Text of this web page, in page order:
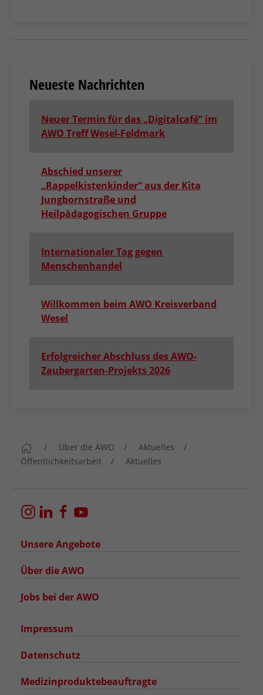
Neueste Nachrichten
Neuer Termin für das „Digitalcafé” im
AWO Treff Wesel-Feldmark
Abschied unserer
„Rappelkistenkinder“ aus der Kita
Jungbornstraße und
Heilpädagogischen Gruppe
Internationaler Tag gegen
Menschenhandel
Willkommen beim AWO Kreisverband
Wesel
Erfolgreicher Abschluss des AWO-
Zaubergarten-Projekts 2026
Über die AWO
Aktuelles
Öffentlichkeitsarbeit
Aktuelles
Unsere Angebote
Über die AWO
Jobs bei der AWO
Impressum
Datenschutz
Medizinproduktebeauftragte